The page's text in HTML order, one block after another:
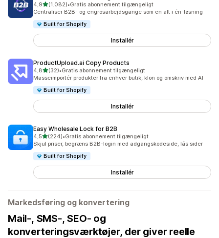
4,9ud af 5 stjerner
(1.082)
1082 anmeldelser i alt
•Gratis abonnement tilgængeligt
Centraliser B2B- og engrosarbejdsgange som en alt i én-løsning
Built for Shopify
Installér
ProductUpload.ai Copy Products
4,8ud af 5 stjerner
(32)
32 anmeldelser i alt
•Gratis abonnement tilgængeligt
Masseimportér produkter fra enhver butik, klon og omskriv med AI
Built for Shopify
Installér
Easy Wholesale Lock for B2B
4,5ud af 5 stjerner
(224)
224 anmeldelser i alt
•Gratis abonnement tilgængeligt
Skjul priser, begræns B2B-login med adgangskodeside, lås sider
Built for Shopify
Installér
Markedsføring og konvertering
Mail-, SMS-, SEO- og
konverteringsværktøjer, der giver reelle